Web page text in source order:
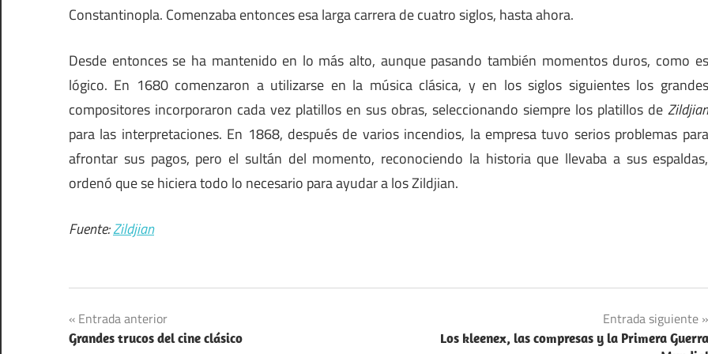
Constantinopla. Comenzaba entonces esa larga carrera de cuatro siglos, hasta ahora.
Desde entonces se ha mantenido en lo más alto, aunque pasando también momentos duros, como es
lógico. En 1680 comenzaron a utilizarse en la música clásica, y en los siglos siguientes los grandes
compositores incorporaron cada vez platillos en sus obras, seleccionando siempre los platillos de Zildjian
para las interpretaciones. En 1868, después de varios incendios, la empresa tuvo serios problemas para
afrontar sus pagos, pero el sultán del momento, reconociendo la historia que llevaba a sus espaldas,
ordenó que se hiciera todo lo necesario para ayudar a los Zildjian.
Fuente:Zildjian
Navegación
Entrada anterior
Grandes trucos del cine clásico
Entrada siguiente
Los kleenex, las compresas y la Primera Guerra